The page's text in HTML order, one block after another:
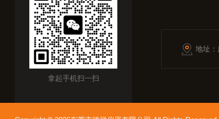
拿起手机扫一扫
地址